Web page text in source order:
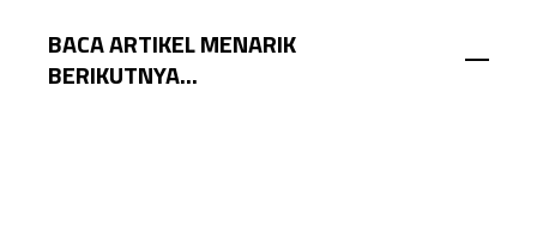
BACA ARTIKEL MENARIK
BERIKUTNYA...